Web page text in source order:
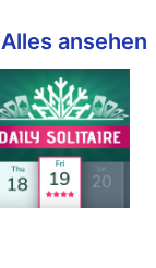
Alles ansehen